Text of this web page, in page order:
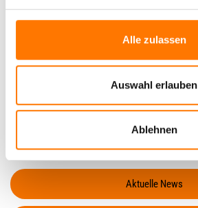
Alle zulassen
Auswahl erlauben
Ablehnen
Gemeinde politisch sehr aktiv.
Aktuelle News